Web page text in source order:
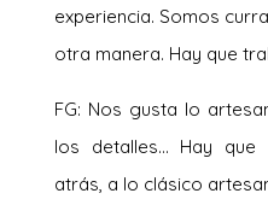
experiencia. Somos
otra manera. Hay que
FG: Nos gusta lo
los detalles… Hay que
atrás, a lo clásico